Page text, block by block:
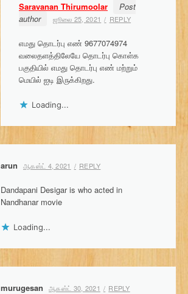
Saravanan Thirumoolar
Post
author
ஜூலை 25, 2021 REPLY
எமது தொடர்பு எண் 9677074974
வலைதளத்திலேயே தொடர்பு கொள்க
பகுதியில் எமது தொடர்பு எண் மற்றும்
மெயில் ஐடி இருக்கிறது.
Loading...
arun ஆகஸ்ட் 4, 2021 REPLY
Dandapani Desigar is who acted in
Nandhanar movie
Loading...
murugesan ஆகஸ்ட் 30, 2021 REPLY